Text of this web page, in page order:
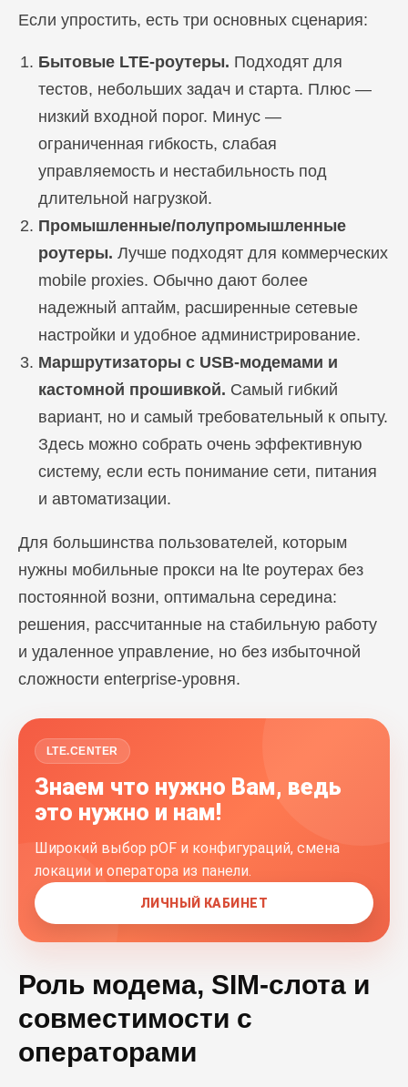
Если упростить, есть три основных сценария:
Бытовые LTE-роутеры. Подходят для
тестов, небольших задач и старта. Плюс —
низкий входной порог. Минус —
ограниченная гибкость, слабая
управляемость и нестабильность под
длительной нагрузкой.
Промышленные/полупромышленные
роутеры. Лучше подходят для коммерческих
mobile proxies. Обычно дают более
надежный аптайм, расширенные сетевые
настройки и удобное администрирование.
Маршрутизаторы с USB-модемами и
кастомной прошивкой. Самый гибкий
вариант, но и самый требовательный к опыту.
Здесь можно собрать очень эффективную
систему, если есть понимание сети, питания
и автоматизации.
Для большинства пользователей, которым
нужны мобильные прокси на lte роутерах без
постоянной возни, оптимальна середина:
решения, рассчитанные на стабильную работу
и удаленное управление, но без избыточной
сложности enterprise-уровня.
LTE.CENTER
Знаем что нужно Вам, ведь
это нужно и нам!
Широкий выбор pOF и конфигураций, смена
локации и оператора из панели.
ЛИЧНЫЙ КАБИНЕТ
Роль модема, SIM-слота и
совместимости с
операторами